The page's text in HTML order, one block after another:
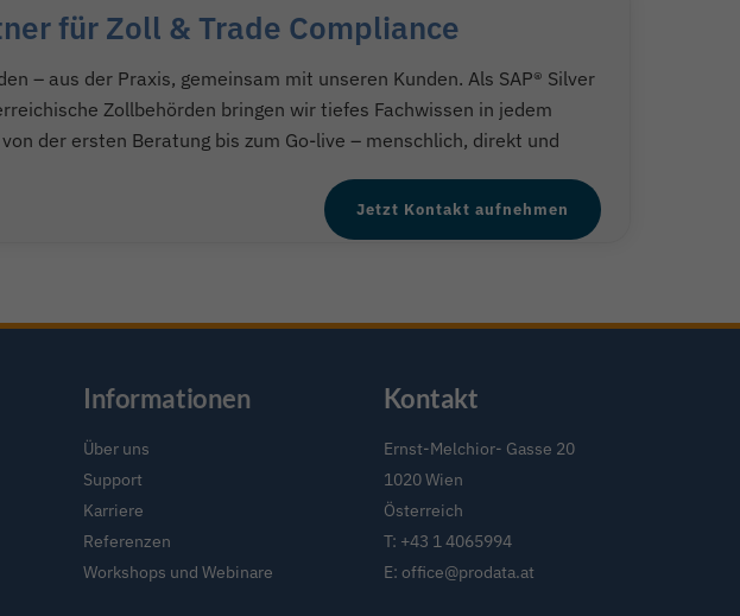
für Zoll & Trade Compliance
– aus der Praxis, gemeinsam mit unseren Kunden. Als SAP® Silver
Zollbehörden bringen wir tiefes Fachwissen in jedem
der ersten Beratung bis zum Go-live – menschlich, direkt und
Jetzt Kontakt aufnehmen
Informationen
Über uns
Support
Karriere
Referenzen
Workshops und Webinare
Kontakt
Ernst-Melchior- Gasse 20
1020 Wien
Österreich
T: +43 1 4065994
E: office@prodata.at